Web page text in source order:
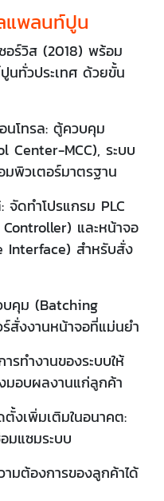
แพลนท์ปูน
ร์วิส (2018) พร้อม
นทั่วประเทศ ด้วยขั้น
นโทรล: ตู้ควบคุม
Center-MCC), ระบบ
พิวเตอร์มาตรฐาน
ดทำโปรแกรม PLC
และหน้าจอ
Interface) สำหรับสั่ง
บคุม (Batching
สั่งงานหน้าจอที่แม่นยำ
รทำงานของระบบให้
อบผลงานแก่ลูกค้า
งเพิ่มเติมในอนาคต:
มแซมระบบ
มต้องการของลูกค้าได้